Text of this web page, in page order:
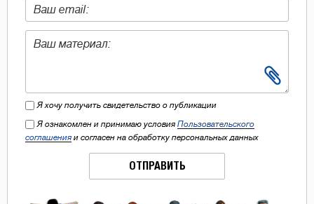
Я хочу получить свидетельство о публикации
Я ознакомлен и принимаю условия Пользовательского
соглашения и согласен на обработку персональных данных
ОТПРАВИТЬ